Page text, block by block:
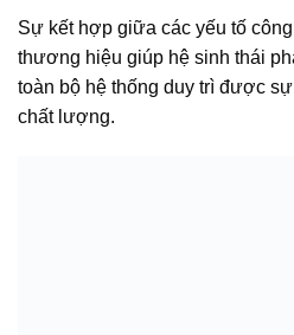
Sự kết hợp giữa các yếu tố
thương hiệu giúp hệ sinh thái
toàn bộ hệ thống duy trì được
chất lượng.